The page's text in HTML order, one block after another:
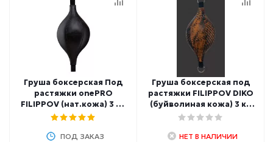
Груша боксерская Под
растяжки onePRO
FILIPPOV (нат.кожа) 3 кг,
45 см
ПОД ЗАКАЗ
Груша боксерская под
растяжки FILIPPOV DIKO
(буйволиная кожа) 3 кг,
45 см
НЕТ В НАЛИЧИИ